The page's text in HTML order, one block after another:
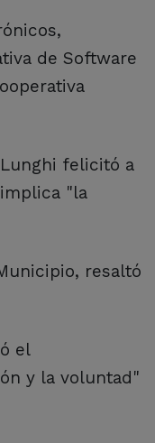
de Software
felicitó a
"la
resaltó
el
y la voluntad"